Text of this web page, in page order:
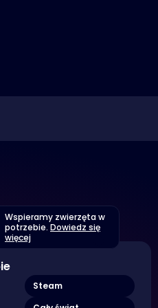
Wspieramy zwierzęta w
potrzebie. Dowiedz się
więcej
Steam